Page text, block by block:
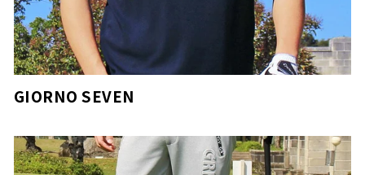
GIORNO SEVEN